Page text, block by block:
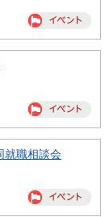
職相談会